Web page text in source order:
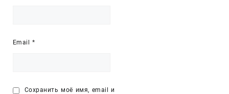
Email*
Сохранить моё имя, email и